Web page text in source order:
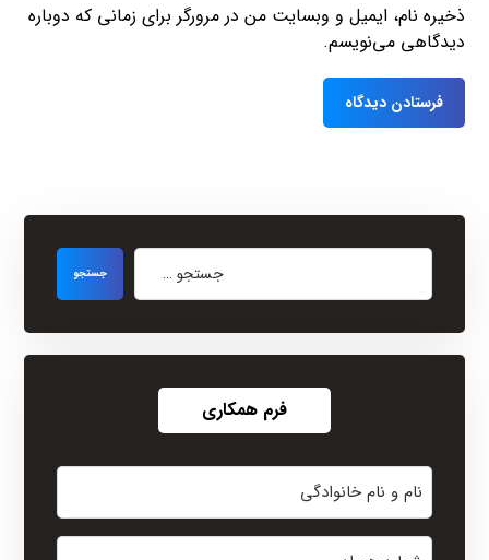
ذخیره نام، ایمیل و وبسایت من در مرورگر برای زمانی که دوباره
دیدگاهی می‌نویسم.
فرم همکاری
نام